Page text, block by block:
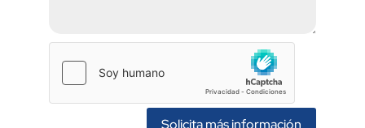
Solicita más información